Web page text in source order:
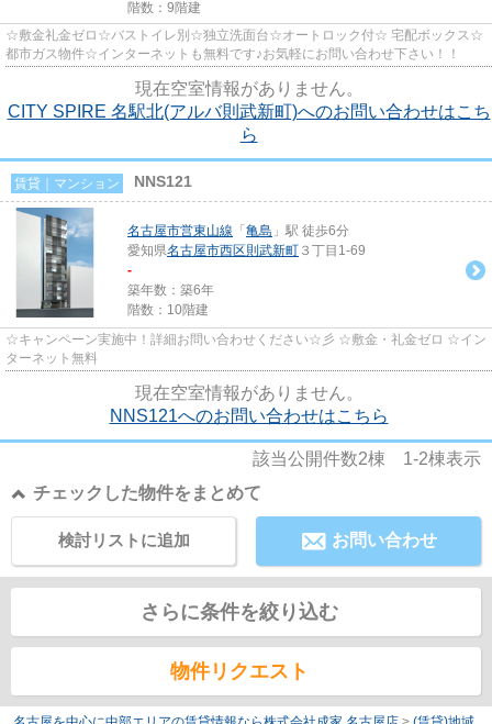
階数：9階建
☆敷金礼金ゼロ☆バストイレ別☆独立洗面台☆オートロック付☆ 宅配ボックス☆
都市ガス物件☆インターネットも無料です♪お気軽にお問い合わせ下さい！！
現在空室情報がありません。
CITY SPIRE 名駅北(アルバ則武新町)へのお問い合わせはこち
ら
賃貸｜マンション NNS121
名古屋市営東山線 「 亀島 」駅 徒歩6分
愛知県名古屋市西区則武新町 ３丁目1-69
-
築年数：築6年
階数：10階建
☆キャンペーン実施中！詳細お問い合わせください☆彡 ☆敷金・礼金ゼロ ☆イン
ターネット無料
現在空室情報がありません。
NNS121へのお問い合わせはこちら
該当公開件数2棟 1-2棟表示
チェックした物件をまとめて
お問い合わせ
検討リストに追加
さらに条件を絞り込む
物件リクエスト